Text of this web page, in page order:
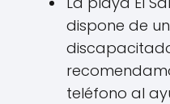
dispone de
teléfono al